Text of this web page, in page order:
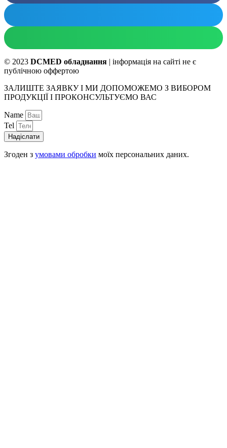
© 2023 DCMED обладнання | інформація на сайті не є
публічною оффертою
ЗАЛИШТЕ ЗАЯВКУ І МИ ДОПОМОЖЕМО З ВИБОРОМ
ПРОДУКЦІЇ І ПРОКОНСУЛЬТУЄМО ВАС
Name
Tel
Надіслати
Згоден з умовами обробки моїх персональних даних.